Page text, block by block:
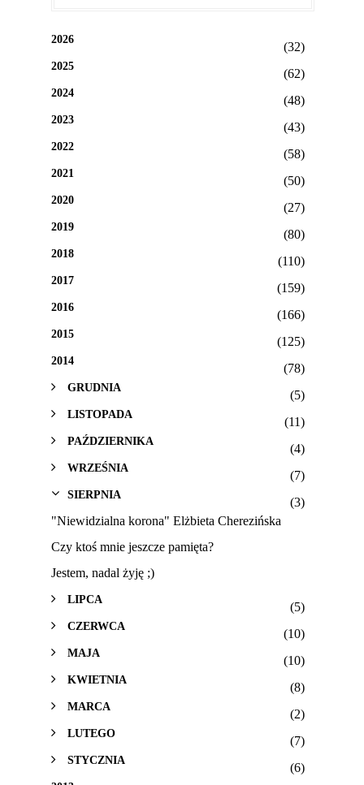
2026
(32)
2025
(62)
2024
(48)
2023
(43)
2022
(58)
2021
(50)
2020
(27)
2019
(80)
2018
(110)
2017
(159)
2016
(166)
2015
(125)
2014
(78)
GRUDNIA
(5)
LISTOPADA
(11)
PAŹDZIERNIKA
(4)
WRZEŚNIA
(7)
SIERPNIA
(3)
"Niewidzialna korona" Elżbieta Cherezińska
Czy ktoś mnie jeszcze pamięta?
Jestem, nadal żyję ;)
LIPCA
(5)
CZERWCA
(10)
MAJA
(10)
KWIETNIA
(8)
MARCA
(2)
LUTEGO
(7)
STYCZNIA
(6)